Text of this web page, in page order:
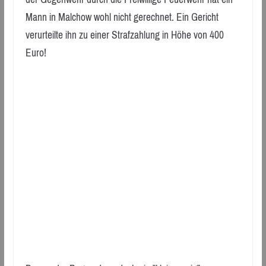
Mann in Malchow wohl nicht gerechnet. Ein Gericht
verurteilte ihn zu einer Strafzahlung in Höhe von 400
Euro!